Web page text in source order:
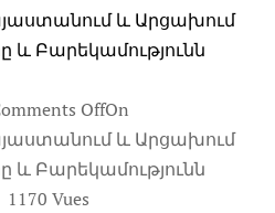
և Արցախում
և Բարեկամությունն
OffOn
և Արցախում
և Բարեկամությունն
Vues